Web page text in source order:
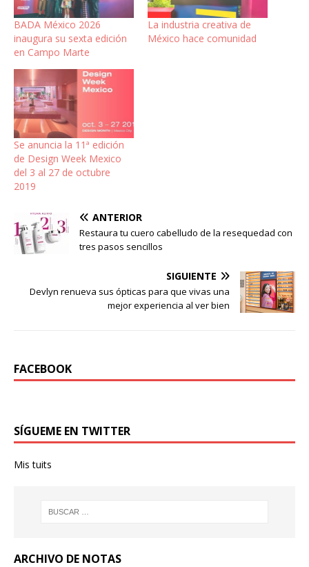
BADA México 2026
inaugura su sexta edición
en Campo Marte
La industria creativa de
México hace comunidad
Se anuncia la 11ª edición
de Design Week Mexico
del 3 al 27 de octubre
2019
ANTERIOR
Restaura tu cuero cabelludo de la resequedad con
tres pasos sencillos
SIGUIENTE
Devlyn renueva sus ópticas para que vivas una
mejor experiencia al ver bien
FACEBOOK
SÍGUEME EN TWITTER
Mis tuits
ARCHIVO DE NOTAS